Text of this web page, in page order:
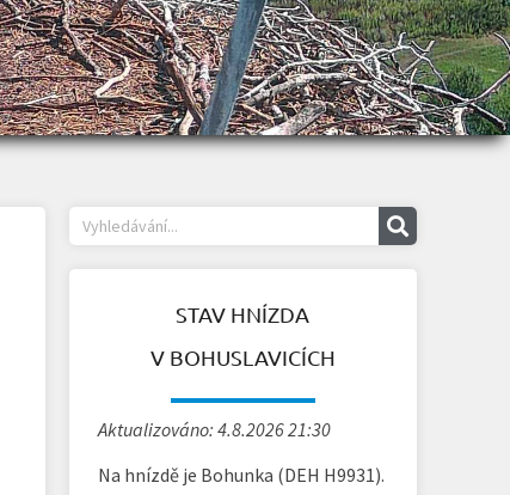
STAV HNÍZDA
V BOHUSLAVICÍCH
Aktualizováno: 4.8.2026 21:30
Na hnízdě je Bohunka (DEH H9931).